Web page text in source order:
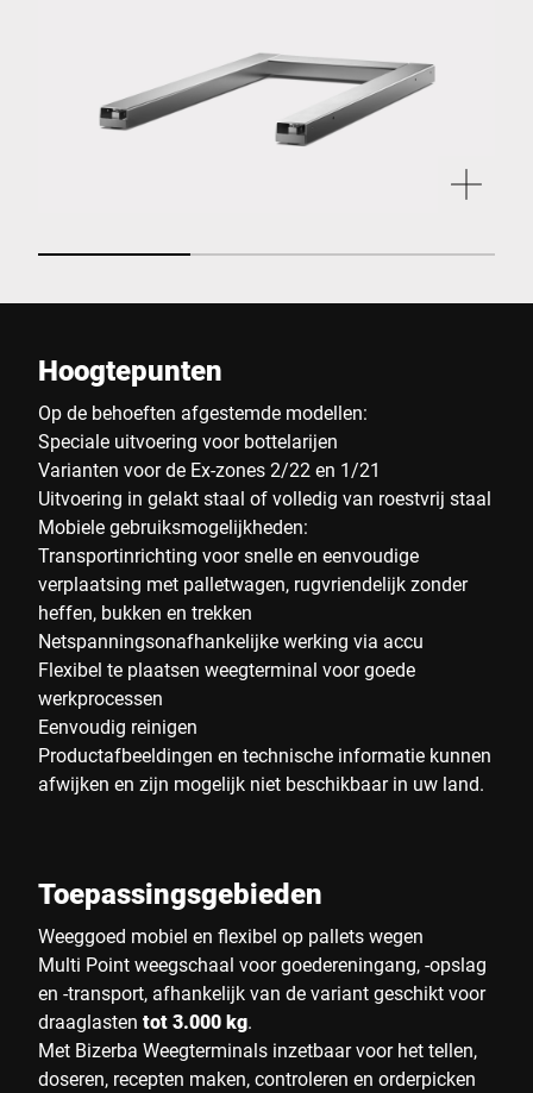
Hoogtepunten
Op de behoeften afgestemde modellen:
Speciale uitvoering voor bottelarijen
Varianten voor de Ex-zones 2/22 en 1/21
Uitvoering in gelakt staal of volledig van roestvrij staal
Mobiele gebruiksmogelijkheden:
Transportinrichting voor snelle en eenvoudige
verplaatsing met palletwagen, rugvriendelijk zonder
heffen, bukken en trekken
Netspanningsonafhankelijke werking via accu
Flexibel te plaatsen weegterminal voor goede
werkprocessen
Eenvoudig reinigen
Productafbeeldingen en technische informatie kunnen
afwijken en zijn mogelijk niet beschikbaar in uw land.
Toepassingsgebieden
Weeggoed mobiel en flexibel op pallets wegen
Multi Point weegschaal voor goedereningang, -opslag
en -transport, afhankelijk van de variant geschikt voor
draaglasten tot 3.000 kg.
Met Bizerba Weegterminals inzetbaar voor het tellen,
doseren, recepten maken, controleren en orderpicken